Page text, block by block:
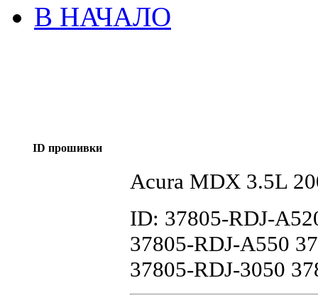
В НАЧАЛО
ID прошивки
Acura MDX 3.5L
ID: 37805-RDJ-
37805-RDJ-A550
37805-RDJ-3050